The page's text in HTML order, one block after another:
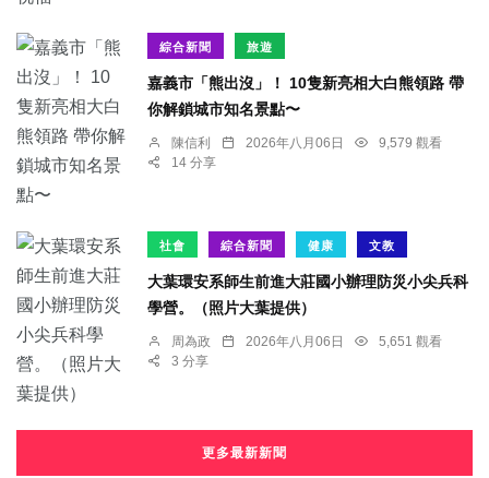
綜合新聞 旅遊
嘉義市「熊出沒」！ 10隻新亮相大白熊領路 帶
你解鎖城市知名景點〜
陳信利 2026年八月06日
9,579 觀看
14 分享
社會 綜合新聞 健康 文教
大葉環安系師生前進大莊國小辦理防災小尖兵科
學營。（照片大葉提供）
周為政 2026年八月06日
5,651 觀看
3 分享
更多最新新聞